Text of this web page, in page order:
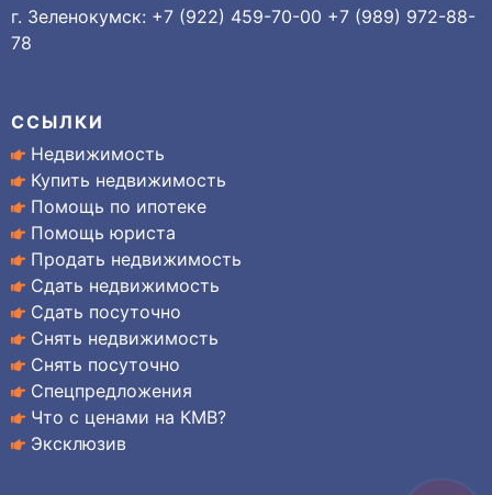
г. Зеленокумск: +7 (922) 459-70-00 +7 (989) 972-88-
78
ССЫЛКИ
Недвижимость
Купить недвижимость
Помощь по ипотеке
Помощь юриста
Продать недвижимость
Сдать недвижимость
Сдать посуточно
Снять недвижимость
Снять посуточно
Спецпредложения
Что с ценами на КМВ?
Эксклюзив